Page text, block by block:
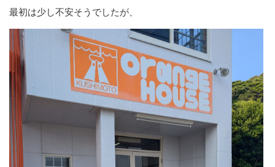
最初は少し不安そうでしたが、